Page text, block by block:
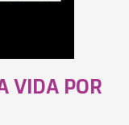
VIDA POR